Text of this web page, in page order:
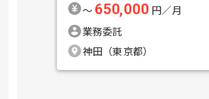
〜 650,000 円／月
業務委託
神田（東京都）